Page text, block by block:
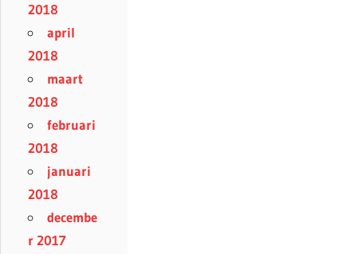
2018
april
2018
maart
2018
februari
2018
januari
2018
decembe
r 2017